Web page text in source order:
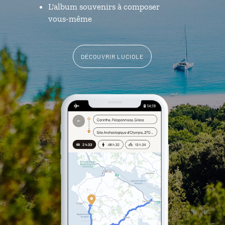
L'album souvenirs à composer
vous-même
DÉCOUVRIR LUCIOLE